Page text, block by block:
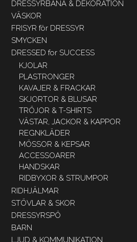
DRESSYRBANA & DEKORATION
VÄSKOR
FRISYR för DRESSYR
SMYCKEN
DRESSED for SUCCESS
KJOLAR
PLASTRONGER
KAVAJER & FRACKAR
SKJORTOR & BLUSAR
TRÖJOR & T-SHIRTS
VÄSTAR, JACKOR & KAPPOR
REGNKLÄDER
MÖSSOR & KEPSAR
ACCESSOARER
HANDSKAR
RIDBYXOR & STRUMPOR
RIDHJÄLMAR
STÖVLAR & SKOR
DRESSYRSPÖ
BARN
LJUD & KOMMUNIKATION